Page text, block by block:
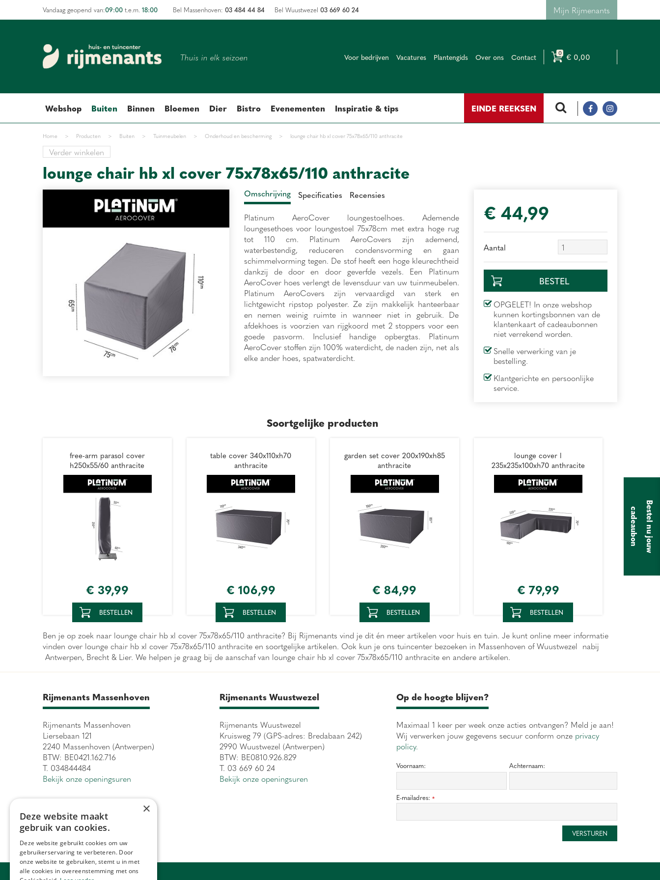
Home > Producten > Buiten > Tuinmeubelen > Onderhoud en bescherming > lounge chair hb xl cover 75x78x65/110 anthracite
Vandaag geopend van:09:00 t.e.m. 18:00 Mijn Rijmenants
Thuis in elk seizoen Voor bedrijven Vacatures Plantengids Over ons Contact € 0,00
Webshop EINDE REEKSEN
Buiten Binnen Bloemen Dier Bistro Evenementen Inspiratie & tips
Bel Massenhoven: 03 484 44 84 Bel Wuustwezel 03 669 60 24
Verder winkelen
lounge chair hb xl cover 75x78x65/110 anthracite
€ 44,99
Aantal
OPGELET! In onze webshop
kunnen kortingsbonnen van de
klantenkaart of cadeaubonnen
niet verrekend worden.
Snelle verwerking van je
bestelling.
Klantgerichte en persoonlijke
service.
Omschrijving Specificaties Recensies
Platinum AeroCover loungestoelhoes. Ademende
loungesethoes voor loungestoel 75x78cm met extra hoge rug
tot 110 cm. Platinum AeroCovers zijn ademend,
waterbestendig, reduceren condensvorming en gaan
schimmelvorming tegen. De stof heeft een hoge kleurechtheid
dankzij de door en door geverfde vezels. Een Platinum
AeroCover hoes verlengt de levensduur van uw tuinmeubelen.
Platinum AeroCovers zijn vervaardigd van sterk en
lichtgewicht ripstop polyester. Ze zijn makkelijk hanteerbaar
en nemen weinig ruimte in wanneer niet in gebruik. De
afdekhoes is voorzien van rijgkoord met 2 stoppers voor een
goede pasvorm. Inclusief handige opbergtas. Platinum
AeroCover stoffen zijn 100% waterdicht, de naden zijn, net als
elke ander hoes, spatwaterdicht.
Soortgelijke producten
free-arm parasol cover
h250x55/60 anthracite
€ 39,99
BESTELLEN
table cover 340x110xh70
anthracite
€ 106,99
BESTELLEN
garden set cover 200x190xh85
anthracite
€ 84,99
BESTELLEN
lounge cover l
235x235x100xh70 anthracite
€ 79,99
BESTELLEN
Ben je op zoek naar lounge chair hb xl cover 75x78x65/110 anthracite? Bij Rijmenants vind je dit én meer artikelen voor huis en tuin. Je kunt online meer informatie
vinden over lounge chair hb xl cover 75x78x65/110 anthracite en soortgelijke artikelen. Ook kun je ons tuincenter bezoeken in Massenhoven of Wuustwezel nabij
Antwerpen, Brecht & Lier. We helpen je graag bij de aanschaf van lounge chair hb xl cover 75x78x65/110 anthracite en andere artikelen.
Rijmenants Massenhoven
Rijmenants Massenhoven
Liersebaan 121
2240 Massenhoven (Antwerpen)
BTW: BE0421.162.716
T. 034844484
Bekijk onze openingsuren
Rijmenants Wuustwezel
Rijmenants Wuustwezel
Kruisweg 79 (GPS-adres: Bredabaan 242)
2990 Wuustwezel (Antwerpen)
BTW: BE0810.926.829
T. 03 669 60 24
Bekijk onze openingsuren
Op de hoogte blijven?
Maximaal 1 keer per week onze acties ontvangen? Meld je aan!
Wij verwerken jouw gegevens secuur conform onze privacy
policy.
Voornaam: Achternaam:
E-mailadres: *
B
e
s
t
e
l
n
u
j
o
u
w
ca
d
e
a
u
b
o
n
×
Deze website maakt
gebruik van cookies.
Deze website gebruikt cookies om uw
gebruikerservaring te verbeteren. Door
onze website te gebruiken, stemt u in met
alle cookies in overeenstemming met ons